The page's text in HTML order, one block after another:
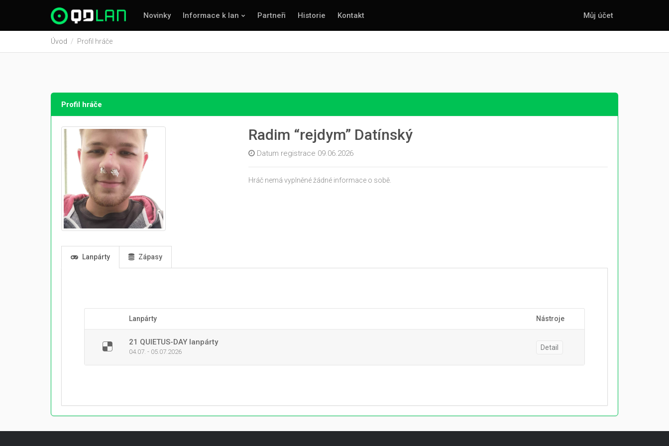
Novinky Informace k lan Partneři Historie Kontakt Můj účet
Úvod Profil hráče
Profil hráče
Radim “rejdym” Datínský
Datum registrace 09.06.2026
Hráč nemá vyplněné žádné informace o sobě.
Lanpárty Zápasy
Lanpárty Nástroje
21 QUIETUS-DAY lanpárty
04.07. - 05.07.2026
Detail